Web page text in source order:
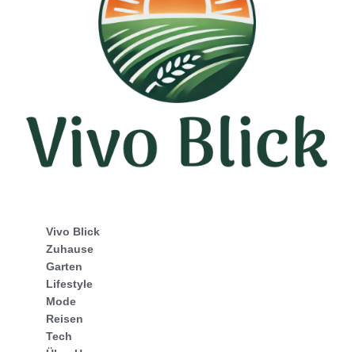
Vivo Blick
Zuhause
Garten
Lifestyle
Mode
Reisen
Tech